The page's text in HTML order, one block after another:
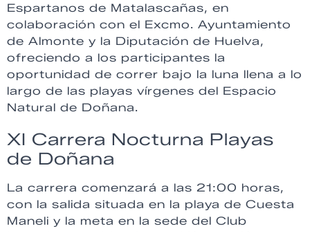
Espartanos de Matalascañas, en
colaboración con el Excmo. Ayuntamiento
de Almonte y la Diputación de Huelva,
ofreciendo a los participantes la
oportunidad de correr bajo la luna llena a lo
largo de las playas vírgenes del Espacio
Natural de Doñana.
XI Carrera Nocturna Playas
de Doñana
La carrera comenzará a las 21:00 horas,
con la salida situada en la playa de Cuesta
Maneli y la meta en la sede del Club